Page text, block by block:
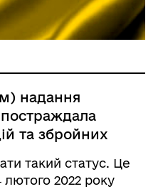
надання
та збройних
такий статус. Це
лютого 2022 року